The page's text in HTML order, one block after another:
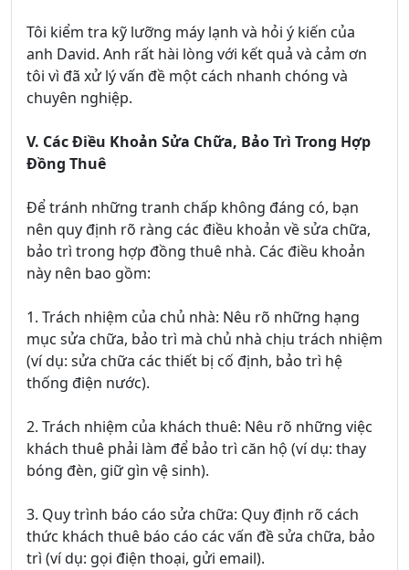
Tôi kiểm tra kỹ lưỡng máy lạnh và hỏi ý kiến của
anh David. Anh rất hài lòng với kết quả và cảm ơn
tôi vì đã xử lý vấn đề một cách nhanh chóng và
chuyên nghiệp.
V. Các Điều Khoản Sửa Chữa, Bảo Trì Trong Hợp
Đồng Thuê
Để tránh những tranh chấp không đáng có, bạn
nên quy định rõ ràng các điều khoản về sửa chữa,
bảo trì trong hợp đồng thuê nhà. Các điều khoản
này nên bao gồm:
1. Trách nhiệm của chủ nhà: Nêu rõ những hạng
mục sửa chữa, bảo trì mà chủ nhà chịu trách nhiệm
(ví dụ: sửa chữa các thiết bị cố định, bảo trì hệ
thống điện nước).
2. Trách nhiệm của khách thuê: Nêu rõ những việc
khách thuê phải làm để bảo trì căn hộ (ví dụ: thay
bóng đèn, giữ gìn vệ sinh).
3. Quy trình báo cáo sửa chữa: Quy định rõ cách
thức khách thuê báo cáo các vấn đề sửa chữa, bảo
trì (ví dụ: gọi điện thoại, gửi email).